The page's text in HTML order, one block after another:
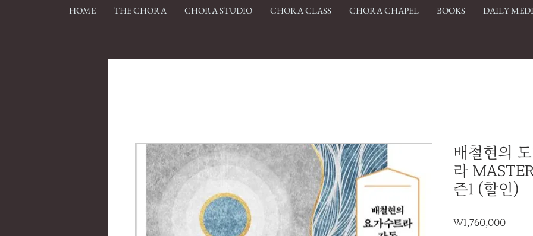
HOME THE CHORA CHORA STUDIO CHORA CLASS CHORA CHAPEL BOOKS DAILY
배철현의
라
즌1 (할인)
₩1,760,000가